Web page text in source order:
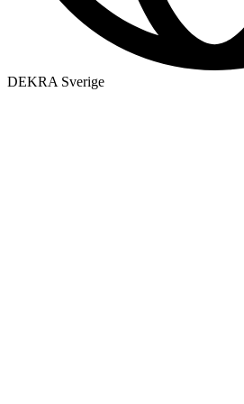
DEKRA Sverige